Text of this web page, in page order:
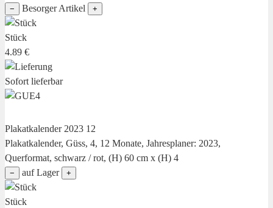
− Besorger Artikel +
Stück
4.89 €
Sofort lieferbar
Plakatkalender 2023 12
Plakatkalender, Güss, 4, 12 Monate, Jahresplaner: 2023,
Querformat, schwarz / rot, (H) 60 cm x (H) 4
− auf Lager +
Stück